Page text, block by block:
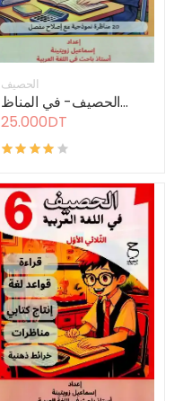
الحصيف
الحصيف- في المناظ...
25.000DT